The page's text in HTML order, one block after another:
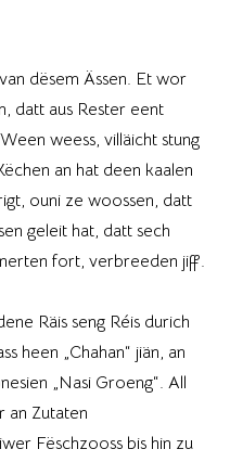
dësem Ässen. Et wor
datt aus Rester eent
weess, villäicht stung
an hat deen kaalen
ouni ze woossen, datt
geleit hat, datt sech
fort, verbreeden jiff.
Räis seng Réis durich
heen „Chahan“ jiän, an
„Nasi Groeng“. All
an Zutaten
Fëschzooss bis hin zu